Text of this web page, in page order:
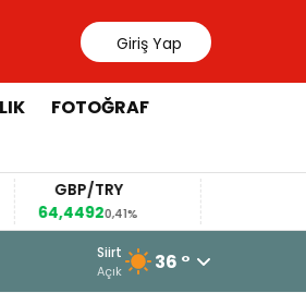
Giriş Yap
FOTOĞRAF
GBP/TRY
64,44920,41%
EUR/USD
1,1567
8 Ağustos 2026 - 13:34
Siirt Vali Yardımcısı Yunus Emre
Siirt
Açık 36 °